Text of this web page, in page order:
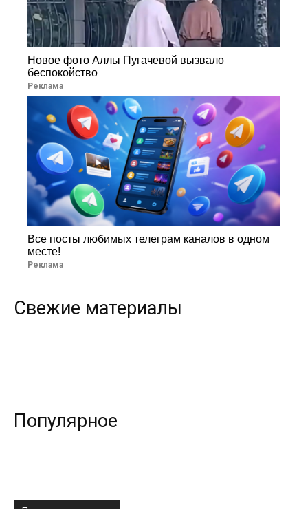
Новое фото Аллы Пугачевой вызвало
беспокойство
Реклама
Все посты любимых телеграм каналов в одном
месте!
Реклама
Свежие материалы
Популярное